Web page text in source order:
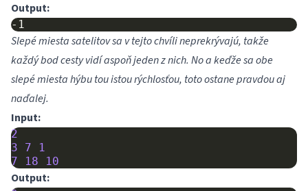
Output:
Slepé miesta satelitov sa v tejto chvíli neprekrývajú, takže
každý bod cesty vidí aspoň jeden z nich. No a keďže sa obe
slepé miesta hýbu tou istou rýchlosťou, toto ostane pravdou aj
naďalej.
Input:
2
3
7
1
7
18 10
Output: